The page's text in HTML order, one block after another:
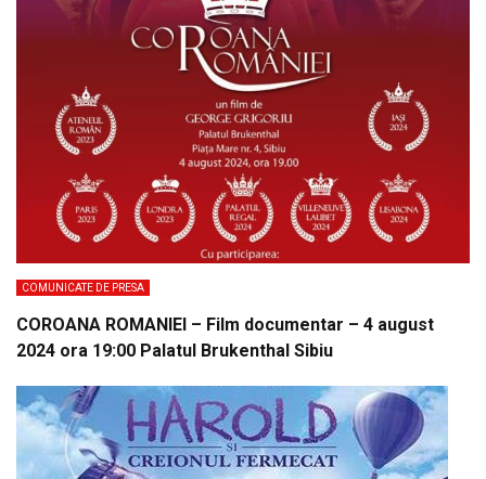
COMUNICATE DE PRESA
COROANA ROMANIEI – Film documentar – 4 august
2024 ora 19:00 Palatul Brukenthal Sibiu